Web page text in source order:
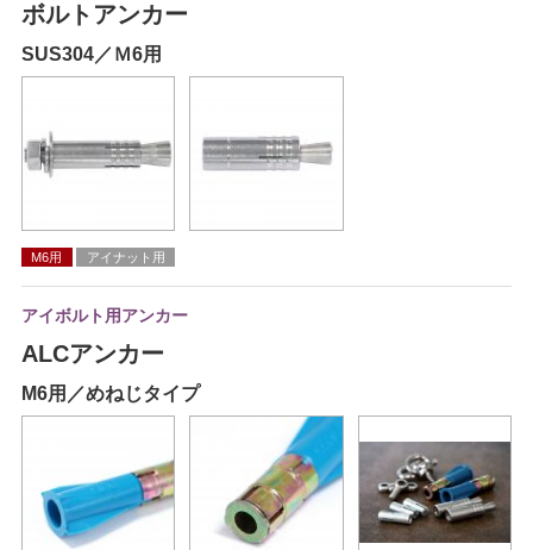
ボルトアンカー
SUS304／Ｍ6用
M6用 アイナット用
アイボルト用アンカー
ALCアンカー
M6用／めねじタイプ